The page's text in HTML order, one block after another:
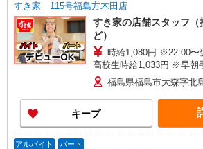
すき家 115号福島方木田店
すき家の店舗スタッフ
ど）
時給1,080円 ※22:00〜
高校生時給1,033円 ※早朝
＋150円
福島県福島市大森字北
キープ
アルバイト パート